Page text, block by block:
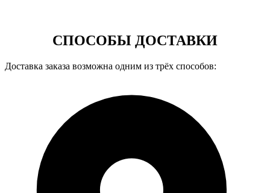
СПОСОБЫ ДОСТАВКИ
Доставка заказа возможна одним из трёх способов: